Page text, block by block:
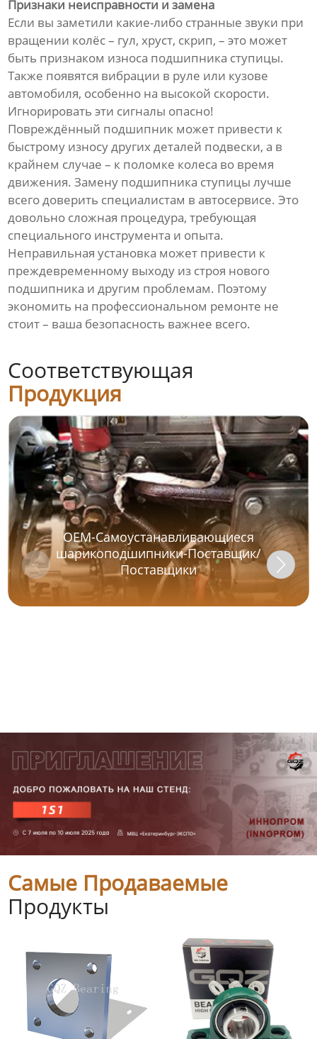
Признаки неисправности и замена
Если вы заметили какие-либо странные звуки при
вращении колёс – гул, хруст, скрип, – это может
быть признаком износа подшипника ступицы.
Также появятся вибрации в руле или кузове
автомобиля, особенно на высокой скорости.
Игнорировать эти сигналы опасно!
Повреждённый подшипник может привести к
быстрому износу других деталей подвески, а в
крайнем случае – к поломке колеса во время
движения. Замену подшипника ступицы лучше
всего доверить специалистам в автосервисе. Это
довольно сложная процедура, требующая
специального инструмента и опыта.
Неправильная установка может привести к
преждевременному выходу из строя нового
подшипника и другим проблемам. Поэтому
экономить на профессиональном ремонте не
стоит – ваша безопасность важнее всего.
Соответствующая
Продукция
OEM-Самоустанавливающиеся
шарикоподшипники-Поставщик/
Поставщики
Самые Продаваемые
Продукты